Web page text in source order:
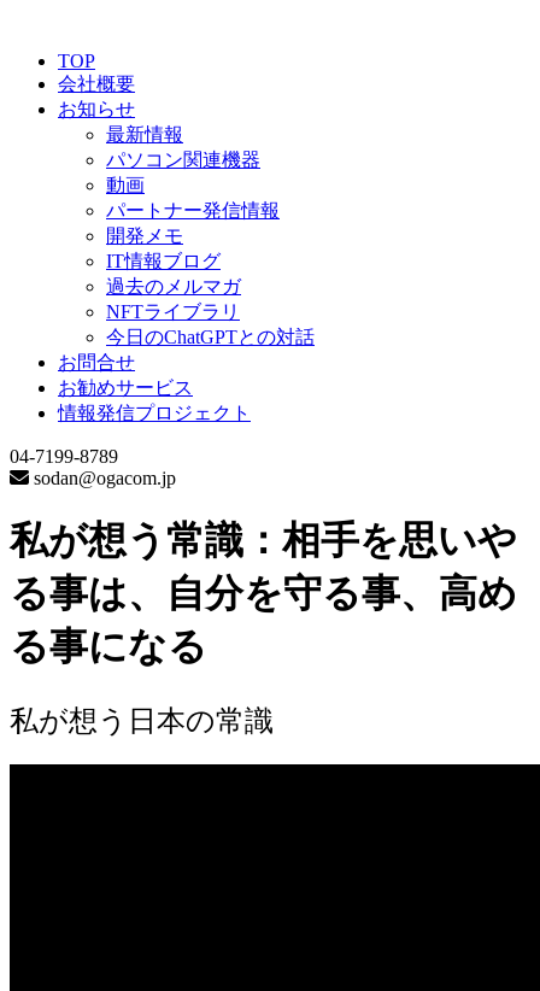
TOP
会社概要
お知らせ
最新情報
パソコン関連機器
動画
パートナー発信情報
開発メモ
IT情報ブログ
過去のメルマガ
NFTライブラリ
今日のChatGPTとの対話
お問合せ
お勧めサービス
情報発信プロジェクト
04-7199-8789
sodan@ogacom.jp
私が想う常識：相手を思いや
る事は、自分を守る事、高め
る事になる
私が想う日本の常識